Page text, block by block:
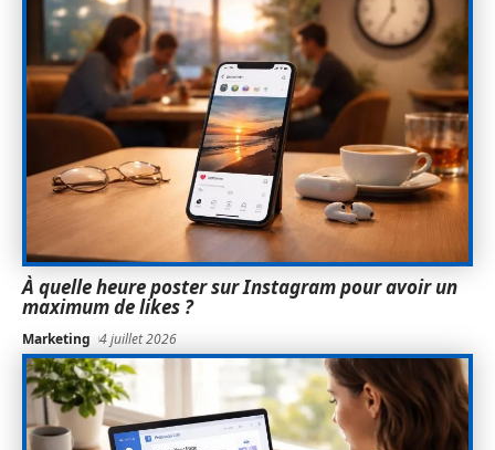
À quelle heure poster sur Instagram pour avoir un
maximum de likes ?
Marketing 4 juillet 2026